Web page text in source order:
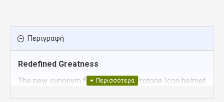
Περιγραφή
Redefined Greatness
The new synonym for victory, the Protone Icon helmet